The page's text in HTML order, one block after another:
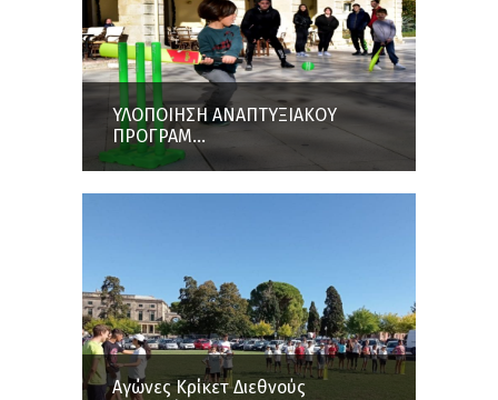
ΥΛΟΠΟΙΗΣΗ ΑΝΑΠΤΥΞΙΑΚΟΥ
ΠΡΟΓΡΑΜ...
Aγώνες Κρίκετ Διεθνούς